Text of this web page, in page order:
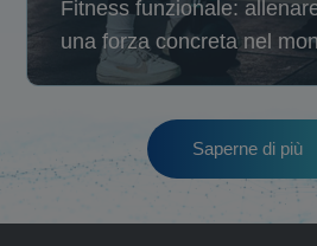
Fitness funzionale:
una forza concreta nel
Saperne di più